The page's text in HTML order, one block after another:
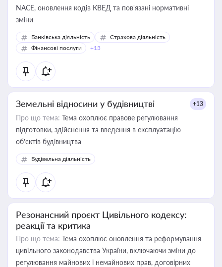
NACE, оновлення кодів КВЕД та пов'язані нормативні
зміни
Банківська діяльність
Страхова діяльність
Фінансові послуги
+13
Земельні відносини у будівництві +13
Про що тема: Тема охоплює правове регулювання
підготовки, здійснення та введення в експлуатацію
об’єктів будівництва
Будівельна діяльність
Резонансний проєкт Цивільного кодексу:
реакції та критика
Про що тема: Тема охоплює оновлення та реформування
цивільного законодавства України, включаючи зміни до
регулювання майнових і немайнових прав, договірних